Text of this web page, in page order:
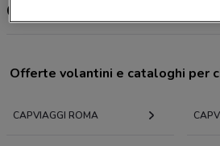
Capviaggi, offerte e negozi
Offerte volantini e cataloghi per
CAPVIAGGI ROMA